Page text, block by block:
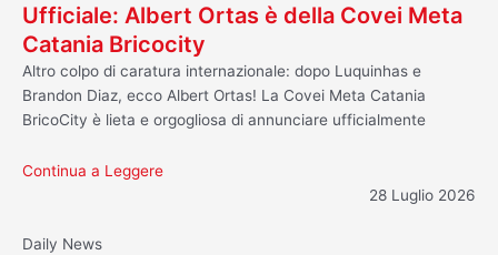
Ufficiale: Albert Ortas è della Covei Meta
Catania Bricocity
Altro colpo di caratura internazionale: dopo Luquinhas e
Brandon Diaz, ecco Albert Ortas! La Covei Meta Catania
BricoCity è lieta e orgogliosa di annunciare ufficialmente
Continua a Leggere
28 Luglio 2026
Daily News